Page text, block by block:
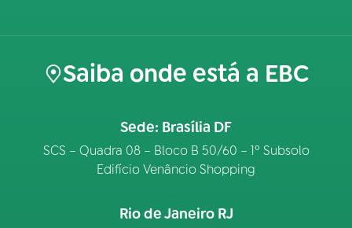
Saiba onde está a EBC
Sede: Brasília DF
SCS – Quadra 08 – Bloco B 50/60 – 1º Subsolo
Edifício Venâncio Shopping
Rio de Janeiro RJ